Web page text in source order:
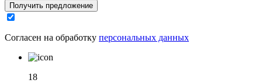
Получить предложение
Согласен на обработку персональных данных
18